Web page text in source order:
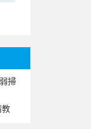
掃
教